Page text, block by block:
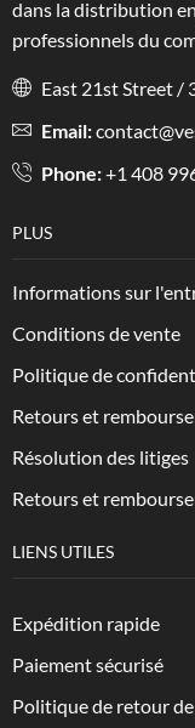
dans la distribution
professionnels du
East 21st Street /
Email:
Phone:+1 408
PLUS
Informations sur
Conditions de vente
Politique de
Retours et
Résolution des litiges
Retours et
LIENS UTILES
Expédition rapide
Paiement sécurisé
Politique de retour